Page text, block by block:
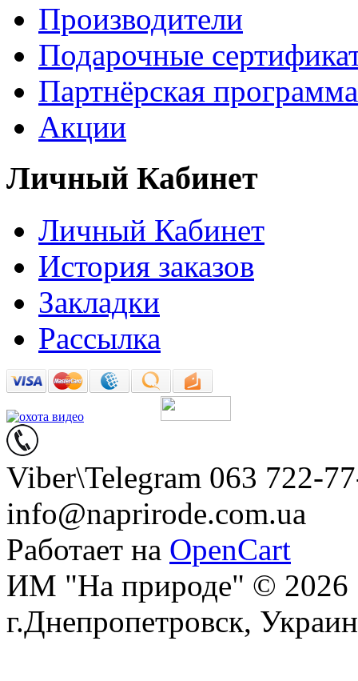
Производители
Подарочные
Партнёрская программа
Акции
Личный Кабинет
Личный Кабинет
История заказов
Закладки
Рассылка
Viber\Telegram 063 722-
info@naprirode.com.ua
Работает на OpenCart
ИМ "На природе" © 2026
г.Днепропетровск,